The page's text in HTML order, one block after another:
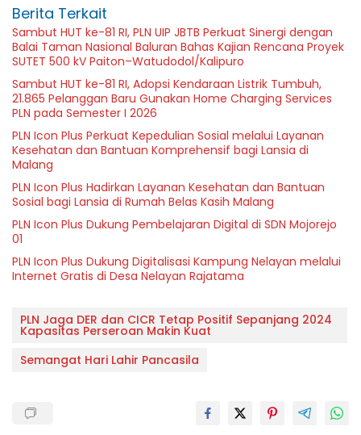
Berita Terkait
Sambut HUT ke-81 RI, PLN UIP JBTB Perkuat Sinergi dengan
Balai Taman Nasional Baluran Bahas Kajian Rencana Proyek
SUTET 500 kV Paiton–Watudodol/Kalipuro
Sambut HUT ke-81 RI, Adopsi Kendaraan Listrik Tumbuh,
21.865 Pelanggan Baru Gunakan Home Charging Services
PLN pada Semester I 2026
PLN Icon Plus Perkuat Kepedulian Sosial melalui Layanan
Kesehatan dan Bantuan Komprehensif bagi Lansia di
Malang
PLN Icon Plus Hadirkan Layanan Kesehatan dan Bantuan
Sosial bagi Lansia di Rumah Belas Kasih Malang
PLN Icon Plus Dukung Pembelajaran Digital di SDN Mojorejo
01
PLN Icon Plus Dukung Digitalisasi Kampung Nelayan melalui
Internet Gratis di Desa Nelayan Rajatama
PLN Jaga DER dan CICR Tetap Positif Sepanjang 2024
Kapasitas Perseroan Makin Kuat
Semangat Hari Lahir Pancasila